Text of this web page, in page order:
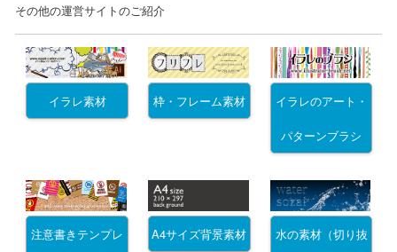
その他の運営サイトのご紹介
イラレ素材 枠・フレーム素材 イラレのアート・
パターンブラシ
注意書きテンプレ A4サイズ背景素材 水の素材（切り抜